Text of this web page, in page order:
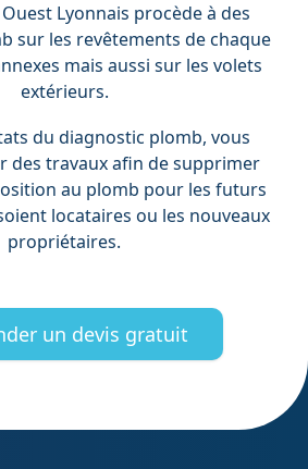
Lyonnais procède à des
sur les revêtements de chaque
mais aussi sur les volets
extérieurs.
du diagnostic plomb, vous
des travaux afin de supprimer
au plomb pour les futurs
locataires ou les nouveaux
propriétaires.
un devis gratuit